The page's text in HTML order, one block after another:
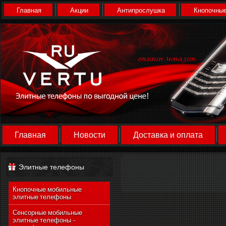
Главная Акции Антипрослушка
Главная Новости Доставка и оплата
Элитные телефоны
Кнопочные мобильные
элитные телефоны
Сенсорные мобильные
элитные телефоны -